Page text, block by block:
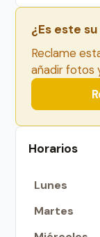
¿Es este
Reclame
añadir fotos
Horarios
Lunes
Martes